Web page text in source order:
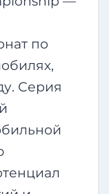
по
Серия